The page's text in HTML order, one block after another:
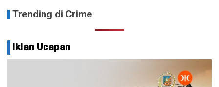
Trending di Crime
Iklan Ucapan